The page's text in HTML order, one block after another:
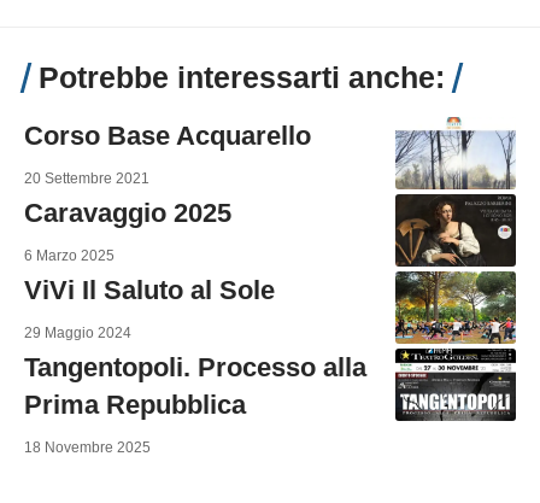
Potrebbe interessarti anche:
Corso Base Acquarello
20 Settembre 2021
Caravaggio 2025
6 Marzo 2025
ViVi Il Saluto al Sole
29 Maggio 2024
Tangentopoli. Processo alla
Prima Repubblica
18 Novembre 2025